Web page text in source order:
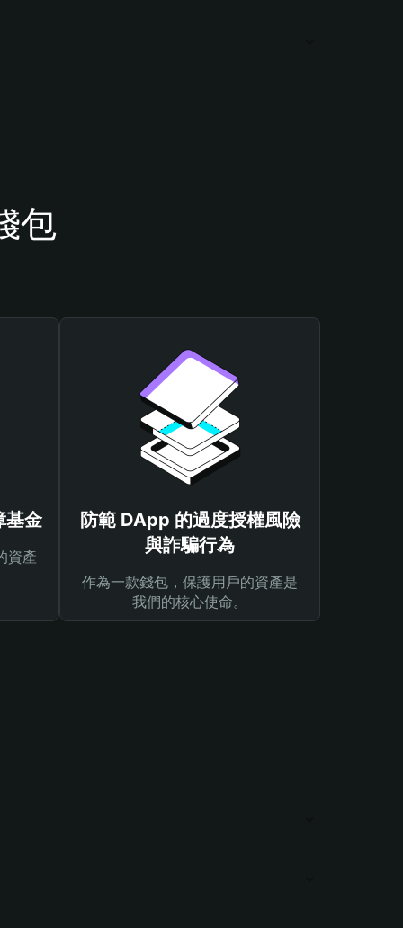
包
金
資產
防範 DApp 的過度授權風險
與詐騙行為
作為一款錢包，保護用戶的資產是
我們的核心使命。